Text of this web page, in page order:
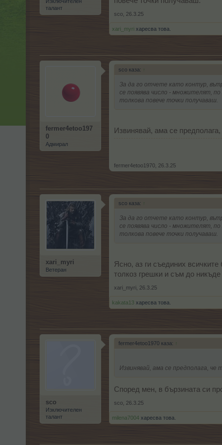
талант
sco 26.3.25
xari_myri харесва това.
fermer4etoo197
0
Адмирал
sco каза: ↑
За да го отчете като контур,
се появява число - множителят,
толкова повече точки получаваш.
Извинявай, ама се
fermer4etoo1970 26.3.25
xari_myri
Ветеран
sco каза: ↑
За да го отчете като контур,
се появява число - множителят,
толкова повече точки получаваш.
Ясно, аз ги съединих всичките
толкоз грешки и съм до никъде
xari_myri 26.3.25
kakata13 харесва това.
sco
Изключителен
талант
fermer4etoo1970 каза: ↑
Извинявай, ама се предполага,
Според мен, в бързината си
sco 26.3.25
milena7004 харесва това.